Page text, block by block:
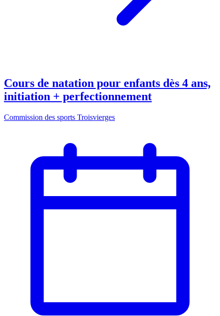
Cours de natation pour enfants dès 4 ans,
initiation + perfectionnement
Commission des sports Troisvierges